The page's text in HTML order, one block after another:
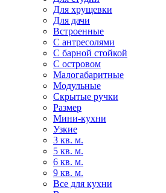
Для хрущевки
Для дачи
Встроенные
С антресолями
С барной стойкой
С островом
Малогабаритные
Модульные
Скрытые ручки
Размер
Мини-кухни
Узкие
3 кв. м.
5 кв. м.
6 кв. м.
9 кв. м.
Все для кухни